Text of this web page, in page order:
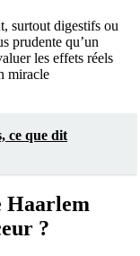
surtout digestifs ou
prudente qu’un
les effets réels
miracle
ce que dit
Haarlem
?